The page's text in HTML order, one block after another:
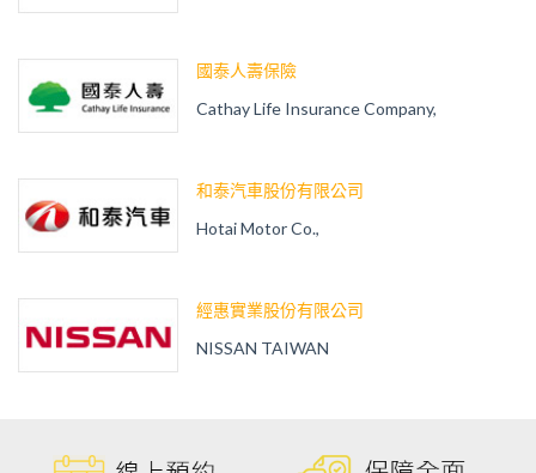
國泰人壽保險
Cathay Life Insurance Company,
和泰汽車股份有限公司
Hotai Motor Co.,
經惠實業股份有限公司
NISSAN TAIWAN